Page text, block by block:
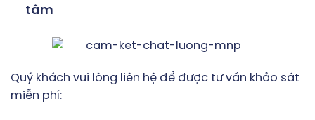
tâm
Quý khách vui lòng liên hệ để được tư vấn khảo sát
miễn phí: